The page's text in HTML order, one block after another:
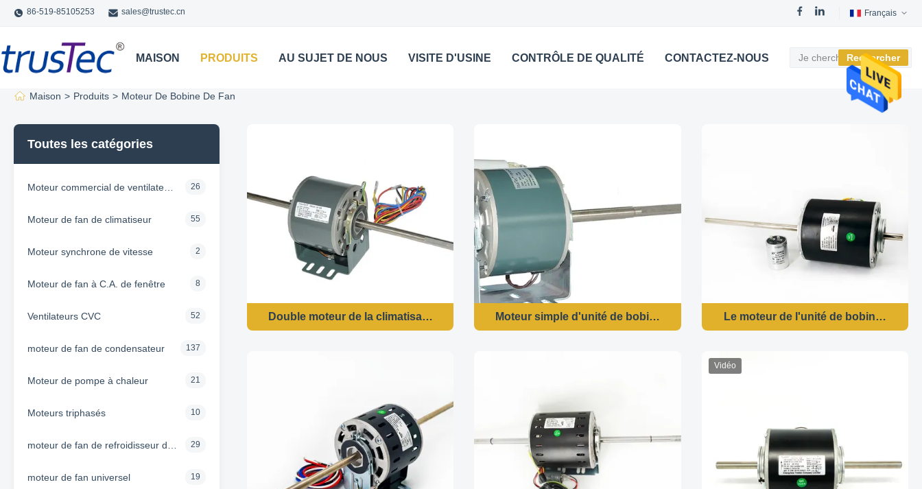
86-519-85105253 sales@trustec.cn Français
MAISON PRODUITS AU SUJET DE NOUS VISITE D'USINE CONTRÔLE DE QUALITÉ CONTACTEZ-NOUS Rechercher
Maison > Produits > Moteur De Bobine De Fan
Toutes les catégories
26
Moteur de fan de climatiseur 55
Moteur synchrone de vitesse 2
Moteur de fan à C.A. de fenêtre 8
Ventilateurs CVC 52
moteur de fan de condensateur 137
Moteur de pompe à chaleur 21
Moteurs triphasés 10
29
moteur de fan universel 19
Double moteur de la climatisation FCU d'axeMoteur simple d'unité de bobine de fan d'axeLe moteur de l'unité de bobine de
Vidéo